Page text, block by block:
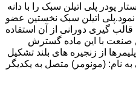
اکواستار پودر پلی اتیلن سبک را با دانه
نمود.پلی اتیلن سبک نخستین عضو
قالب گیری دورانی از آن استفاده
صنعت با این ماده گسترش
از زنجیره های بلند تشکیل
نام: (مونومر) متصل به یکدیگر